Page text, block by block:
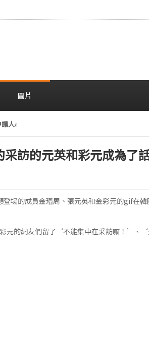
圖片
人心動，美貌閃耀……安宥真，就算瞪着看也很
采訪的元英和彩元成為了
場的成員金瑉周、張元英和金彩元的gif在
元的網友們留了‘不能集中在采訪嘛！’